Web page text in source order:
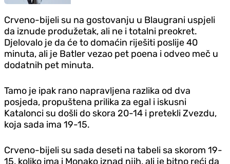
Crveno-bijeli su na gostovanju u Blaugrani uspjeli
da iznude produžetak, ali ne i totalni preokret.
Djelovalo je da će to domaćin riješiti poslije 40
minuta, ali je Batler vezao pet poena i odveo meč u
dodatnih pet minuta.
Tamo je ipak rano napravljena razlika od dva
posjeda, propuštena prilika za egal i iskusni
Katalonci su došli do skora 20-14 i pretekli Zvezdu,
koja sada ima 19-15.
Crveno-bijeli su sada deseti na tabeli sa skorom 19-
15, koliko ima i Monako iznad njih, ali je bitno reći da